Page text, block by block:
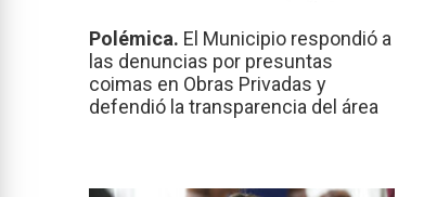
Polémica. El Municipio respondió a
las denuncias por presuntas
coimas en Obras Privadas y
defendió la transparencia del área